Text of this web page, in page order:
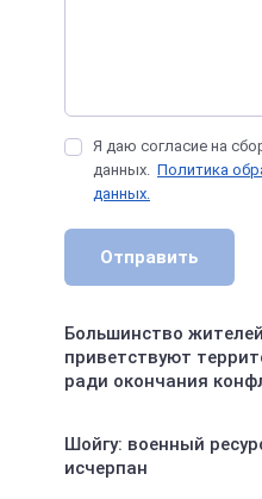
Я даю согласие на
данных. Политика
данных.
Отправить
Большинство
приветствуют
ради окончания
Шойгу: военный
исчерпан